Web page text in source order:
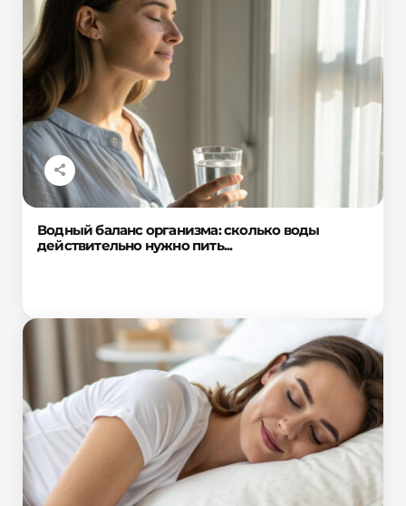
Водный баланс организма: сколько воды
действительно нужно пить...